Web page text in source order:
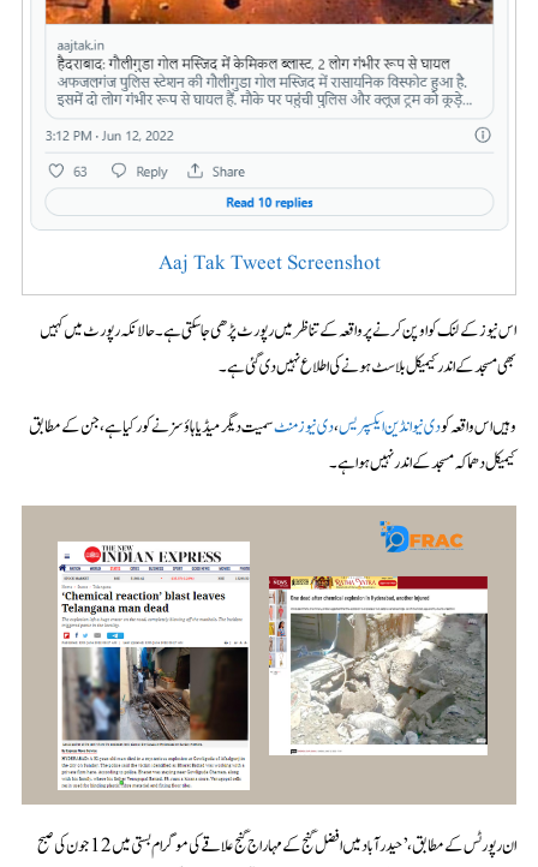
Aaj Tak Tweet Screenshot
اس نیوز کے لنک کو اوپن کرنے پر واقعہ کے تناظر میں رپورٹ پڑھی جا سکتی ہے۔ حالانکہ رپورٹ میں کہیں
بھی مسجد کے اندر کیمیکل بلاسٹ ہونے کی اطلاع نہیں دی گئی ہے۔
وہیں اس واقعہ کودی نیو انڈین ایکسپریس،دی نیوز منٹسمیت دیگر میڈیا ہاؤسز نے کور کیا ہے، جن کے مطابق
کیمیکل دھماکہ مسجد کے اندر نہیں ہوا ہے۔
ان رپورٹس کے مطابق،’حیدرآباد میں افضل گنج کے مہاراج گنج علاقے کی موگرام بستی میں 12 جون کی صبح